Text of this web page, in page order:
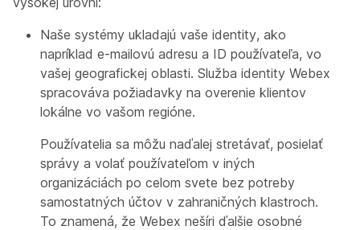
Naše systémy ukladajú vaše identity, ako
napríklad e-mailovú adresu a ID používateľa, vo
vašej geografickej oblasti. Služba identity Webex
spracováva požiadavky na overenie klientov
lokálne vo vašom regióne.
Používatelia sa môžu naďalej stretávať, posielať
správy a volať používateľom v iných
organizáciách po celom svete bez potreby
samostatných účtov v zahraničných klastroch.
To znamená, že Webex nešíri ďalšie osobné